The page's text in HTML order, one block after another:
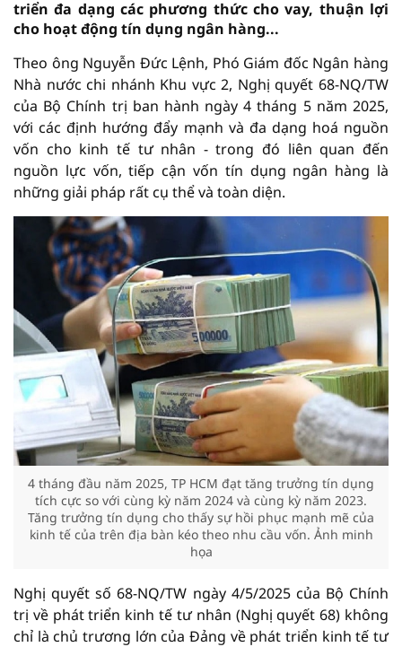
triển đa dạng các phương thức cho vay, thuận lợi
cho hoạt động tín dụng ngân hàng...
Theo ông Nguyễn Đức Lệnh, Phó Giám đốc Ngân hàng
Nhà nước chi nhánh Khu vực 2, Nghị quyết 68-NQ/TW
của Bộ Chính trị ban hành ngày 4 tháng 5 năm 2025,
với các định hướng đẩy mạnh và đa dạng hoá nguồn
vốn cho kinh tế tư nhân - trong đó liên quan đến
nguồn lực vốn, tiếp cận vốn tín dụng ngân hàng là
những giải pháp rất cụ thể và toàn diện.
4 tháng đầu năm 2025, TP HCM đạt tăng trưởng tín dụng
tích cực so với cùng kỳ năm 2024 và cùng kỳ năm 2023.
Tăng trưởng tín dụng cho thấy sự hồi phục mạnh mẽ của
kinh tế của trên địa bàn kéo theo nhu cầu vốn. Ảnh minh
họa
Nghị quyết số 68-NQ/TW ngày 4/5/2025 của Bộ Chính
trị về phát triển kinh tế tư nhân (Nghị quyết 68) không
chỉ là chủ trương lớn của Đảng về phát triển kinh tế tư